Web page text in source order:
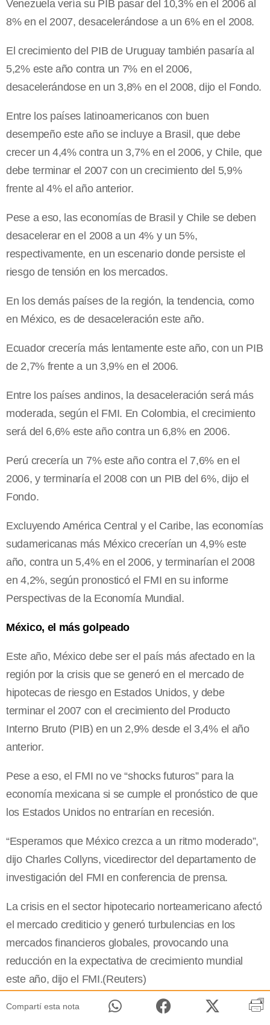
Venezuela vería su PIB pasar del 10,3% en el 2006 al
8% en el 2007, desacelerándose a un 6% en el 2008.
El crecimiento del PIB de Uruguay también pasaría al
5,2% este año contra un 7% en el 2006,
desacelerándose en un 3,8% en el 2008, dijo el Fondo.
Entre los países latinoamericanos con buen
desempeño este año se incluye a Brasil, que debe
crecer un 4,4% contra un 3,7% en el 2006, y Chile, que
debe terminar el 2007 con un crecimiento del 5,9%
frente al 4% el año anterior.
Pese a eso, las economías de Brasil y Chile se deben
desacelerar en el 2008 a un 4% y un 5%,
respectivamente, en un escenario donde persiste el
riesgo de tensión en los mercados.
En los demás países de la región, la tendencia, como
en México, es de desaceleración este año.
Ecuador crecería más lentamente este año, con un PIB
de 2,7% frente a un 3,9% en el 2006.
Entre los países andinos, la desaceleración será más
moderada, según el FMI. En Colombia, el crecimiento
será del 6,6% este año contra un 6,8% en 2006.
Perú crecería un 7% este año contra el 7,6% en el
2006, y terminaría el 2008 con un PIB del 6%, dijo el
Fondo.
Excluyendo América Central y el Caribe, las economías
sudamericanas más México crecerían un 4,9% este
año, contra un 5,4% en el 2006, y terminarían el 2008
en 4,2%, según pronosticó el FMI en su informe
Perspectivas de la Economía Mundial.
México, el más golpeado
Este año, México debe ser el país más afectado en la
región por la crisis que se generó en el mercado de
hipotecas de riesgo en Estados Unidos, y debe
terminar el 2007 con el crecimiento del Producto
Interno Bruto (PIB) en un 2,9% desde el 3,4% el año
anterior.
Pese a eso, el FMI no ve “shocks futuros” para la
economía mexicana si se cumple el pronóstico de que
los Estados Unidos no entrarían en recesión.
“Esperamos que México crezca a un ritmo moderado”,
dijo Charles Collyns, vicedirector del departamento de
investigación del FMI en conferencia de prensa.
La crisis en el sector hipotecario norteamericano afectó
el mercado crediticio y generó turbulencias en los
mercados financieros globales, provocando una
reducción en la expectativa de crecimiento mundial
este año, dijo el FMI.(Reuters)
Compartí esta nota